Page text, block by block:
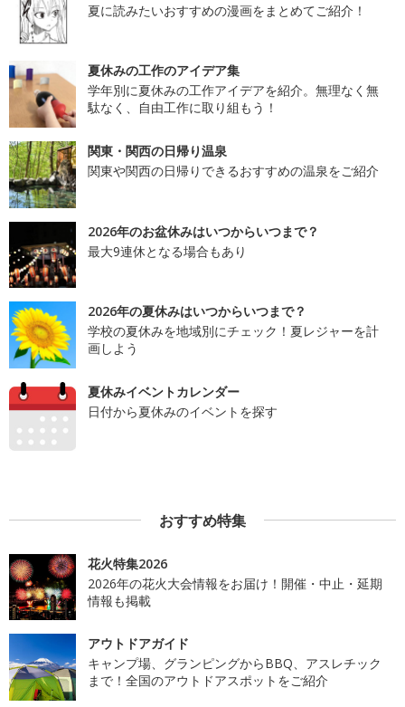
夏に読みたいおすすめの漫画をまとめてご紹介！
夏休みの工作のアイデア集
学年別に夏休みの工作アイデアを紹介。無理なく無
駄なく、自由工作に取り組もう！
関東・関西の日帰り温泉
関東や関西の日帰りできるおすすめの温泉をご紹介
2026年のお盆休みはいつからいつまで？
最大9連休となる場合もあり
2026年の夏休みはいつからいつまで？
学校の夏休みを地域別にチェック！夏レジャーを計
画しよう
夏休みイベントカレンダー
日付から夏休みのイベントを探す
おすすめ特集
花火特集2026
2026年の花火大会情報をお届け！開催・中止・延期
情報も掲載
アウトドアガイド
キャンプ場、グランピングからBBQ、アスレチック
まで！全国のアウトドアスポットをご紹介